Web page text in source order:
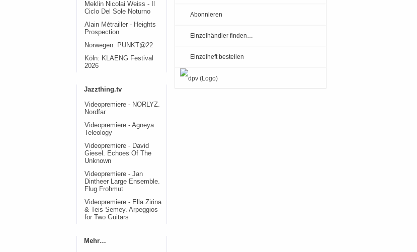
Meklin Nicolai Weiss - Il
Ciclo Del Sole Noturno
Alain Métrailler - Heights
Prospection
Norwegen: PUNKT@22
Köln: KLAENG Festival
2026
Jazzthing.tv
Videopremiere - NORLYZ.
Nordfar
Videopremiere - Agneya.
Teleology
Videopremiere - David
Giesel. Echoes Of The
Unknown
Videopremiere - Jan
Dintheer Large Ensemble.
Flug Frohmut
Videopremiere - Ella Zirina
& Teis Semey. Arpeggios
for Two Guitars
Mehr…
Abonnieren
Einzelhändler finden…
Einzelheft bestellen